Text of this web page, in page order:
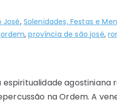
José, Solenidades, Festas e
ordem,província de são josé,
agostiniana
na Ordem. A